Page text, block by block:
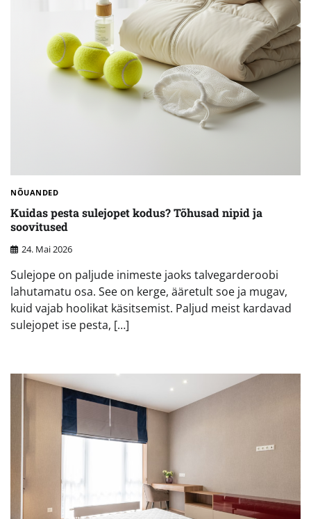
NÕUANDED
Kuidas pesta sulejopet kodus? Tõhusad nipid ja
soovitused
24. Mai 2026
Sulejope on paljude inimeste jaoks talvegarderoobi
lahutamatu osa. See on kerge, ääretult soe ja mugav,
kuid vajab hoolikat käsitsemist. Paljud meist kardavad
sulejopet ise pesta, […]